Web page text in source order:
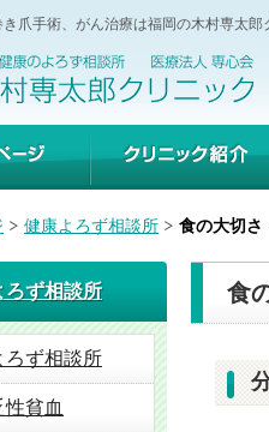
爪手術、がん治療は福岡の木村専太郎
健康よろず相談所 食の大切さ
食
ろず相談所
ろず相談所
貧血